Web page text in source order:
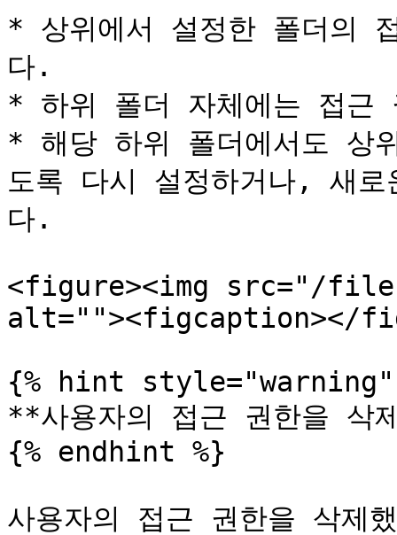
* 상위에서 설정한 폴더의
다.
* 하위 폴더 자체에는 접근
* 해당 하위 폴더에서도 상
도록 다시 설정하거나, 새
다.
<figure><img src="/files/
alt=""><figcaption></
{% hint style="warning"
**사용자의 접근 권한을 삭
{% endhint %}
사용자의 접근 권한을 삭